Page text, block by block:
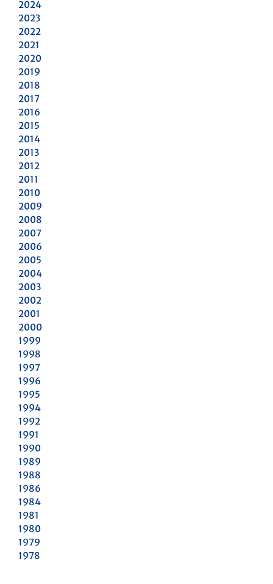
2024
2023
2022
2021
2020
2019
2018
2017
2016
2015
2014
2013
2012
2011
2010
2009
2008
2007
2006
2005
2004
2003
2002
2001
2000
1999
1998
1997
1996
1995
1994
1992
1991
1990
1989
1988
1986
1984
1981
1980
1979
1978